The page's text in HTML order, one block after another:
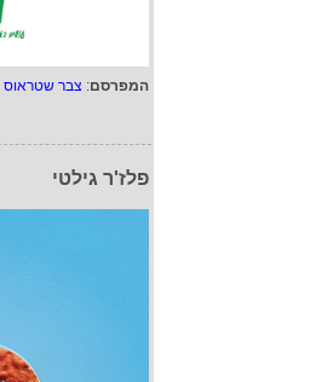
המפרסם: צבר שטראוס
פלז'ר גילטי